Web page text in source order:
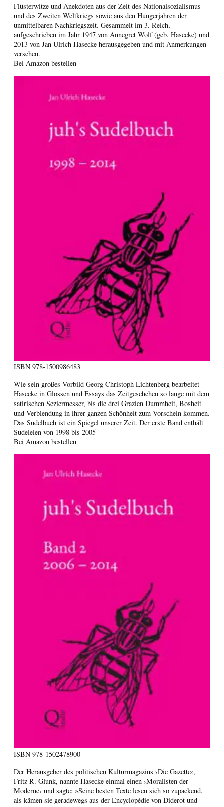
Flüsterwitze und Anekdoten aus der Zeit des Nationalsozialismus
und des Zweiten Weltkriegs sowie aus den Hungerjahren der
unmittelbaren Nachkriegszeit. Gesammelt im 3. Reich,
aufgeschrieben im Jahr 1947 von Annegret Wolf (geb. Hasecke) und
2013 von Jan Ulrich Hasecke herausgegeben und mit Anmerkungen
versehen.
Bei Amazon bestellen
ISBN 978-1500986483
Wie sein großes Vorbild Georg Christoph Lichtenberg bearbeitet
Hasecke in Glossen und Essays das Zeitgeschehen so lange mit dem
satirischen Seziermesser, bis die drei Grazien Dummheit, Bosheit
und Verblendung in ihrer ganzen Schönheit zum Vorschein kommen.
Das Sudelbuch ist ein Spiegel unserer Zeit. Der erste Band enthält
Sudeleien von 1998 bis 2005
Bei Amazon bestellen
ISBN 978-1502478900
Der Herausgeber des politischen Kulturmagazins ›Die Gazette‹,
Fritz R. Glunk, nannte Hasecke einmal einen ›Moralisten der
Moderne‹ und sagte: »Seine besten Texte lesen sich so zupackend,
als kämen sie geradewegs aus der Encyclopédie von Diderot und